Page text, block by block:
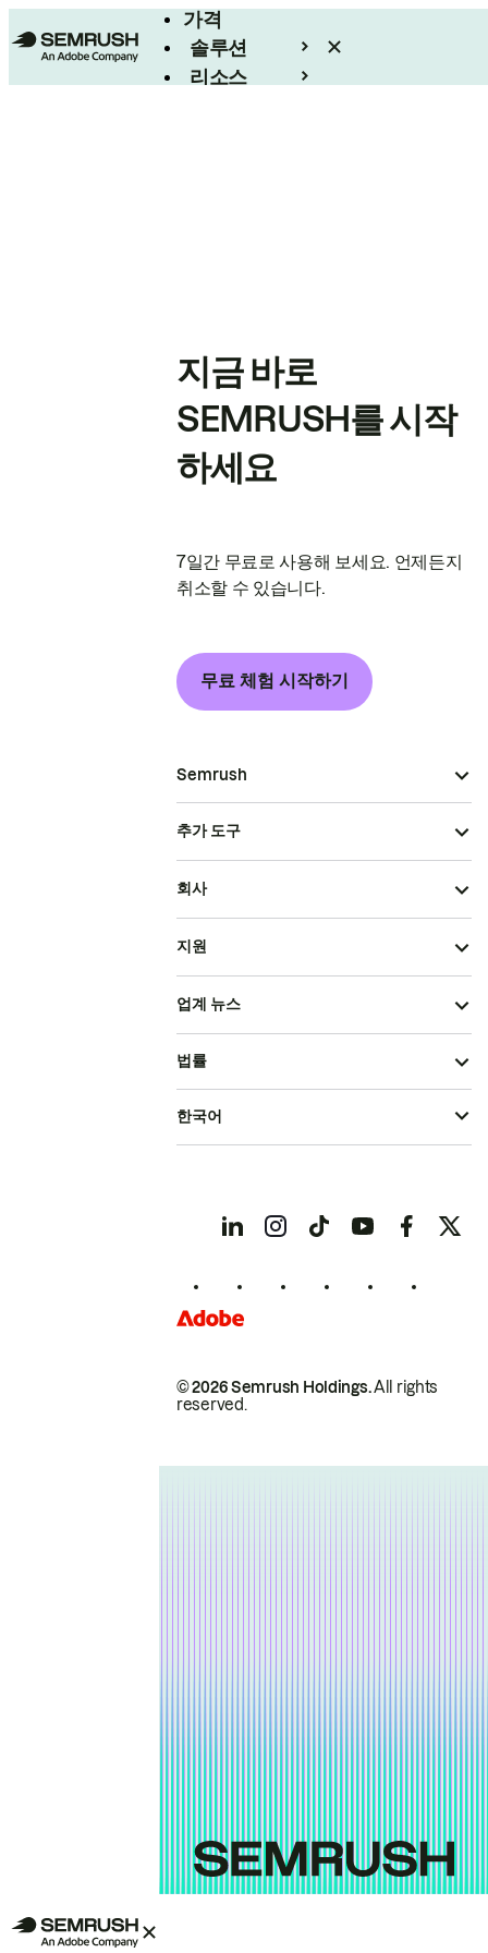
가격
솔루션
리소스
지금 바로
SEMRUSH를 시작
하세요
7일간 무료로 사용해 보세요. 언제든지
취소할 수 있습니다.
무료 체험 시작하기
Semrush
추가 도구
회사
지원
업계 뉴스
© 2026 Semrush Holdings.All rights
reserved.
법률
한국어